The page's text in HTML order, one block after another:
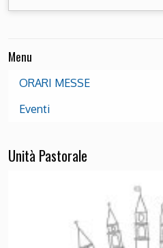
Menu
ORARI MESSE
Eventi
Unità Pastorale